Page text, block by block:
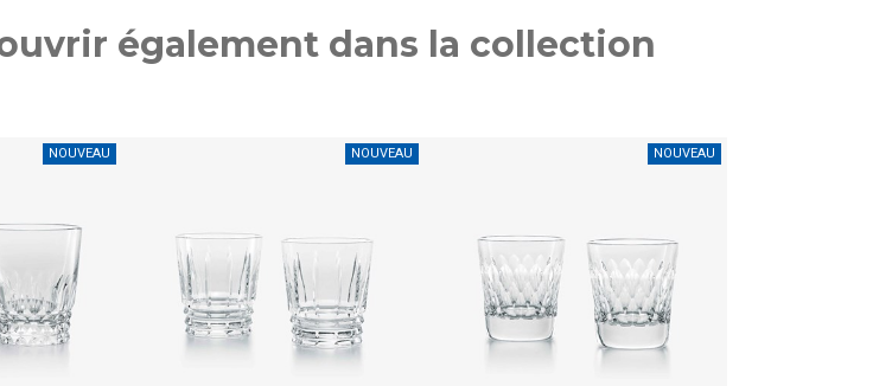
également dans la collection
NOUVEAU NOUVEAU NOUVEAU